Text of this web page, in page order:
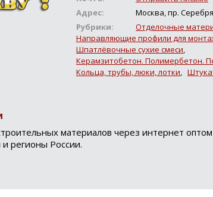
Адрес:
Москва, пр.
Рубрики:
Отделочные
Направляющие профили для
Шпатлёвочные сухие смеси,
Керамзитобетон. Полимербетон.
Кольца, трубы, люки, лотки,
материалов через интернет
регионы России.